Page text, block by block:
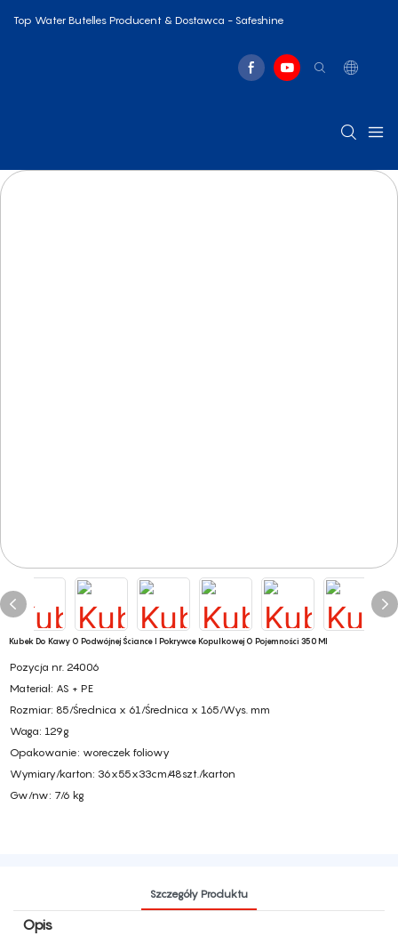
Top Water Butelles Producent & Dostawca - Safeshine
Kubek Do Kawy O Podwójnej Ściance I Pokrywce Kopułkowej O Pojemności 350 Ml
Pozycja nr. 24006
Materiał: AS + PE
Rozmiar: 85/Średnica x 61/Średnica x 165/Wys. mm
Waga: 129g
Opakowanie: woreczek foliowy
Wymiary/karton: 36x55x33cm/48szt./karton
Gw/nw: 7/6 kg
Szczegóły Produktu
Opis